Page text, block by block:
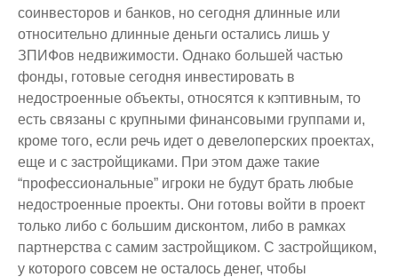
соинвесторов и банков, но сегодня длинные или
относительно длинные деньги остались лишь у
ЗПИФов недвижимости. Однако большей частью
фонды, готовые сегодня инвестировать в
недостроенные объекты, относятся к кэптивным, то
есть связаны с крупными финансовыми группами и,
кроме того, если речь идет о девелоперских проектах,
еще и с застройщиками. При этом даже такие
“профессиональные” игроки не будут брать любые
недостроенные проекты. Они готовы войти в проект
только либо с большим дисконтом, либо в рамках
партнерства с самим застройщиком. С застройщиком,
у которого совсем не осталось денег, чтобы